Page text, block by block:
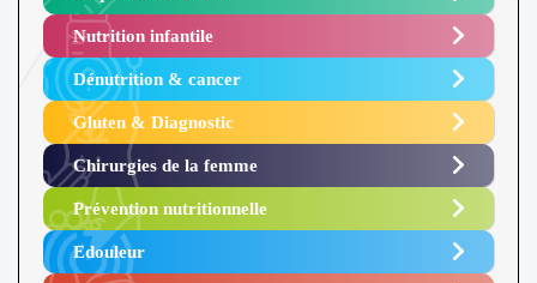
Nutrition infantile
Dénutrition & cancer
Gluten & Diagnostic
Chirurgies de la femme
Prévention nutritionnelle
Edouleur​